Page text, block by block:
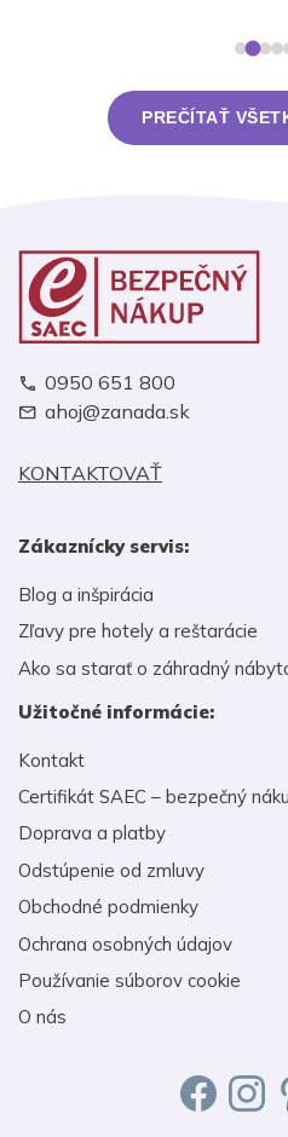
PREČÍTAŤ
Užitočné informácie:
Kontakt
Certifikát SAEC – bezpečný
Doprava a platby
Odstúpenie od zmluvy
Obchodné podmienky
Ochrana osobných údajov
Používanie súborov cookie
O nás
Zákaznícky servis:
Blog a inšpirácia
Zľavy pre hotely a reštarácie
Ako sa starať o záhradný
0950 651 800
ahoj@zanada.sk
KONTAKTOVAŤ